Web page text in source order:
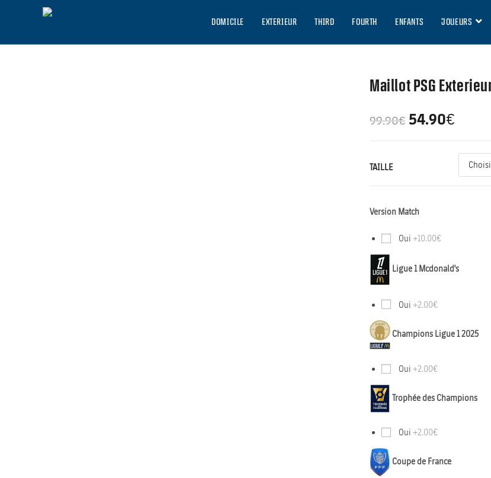
DOMICILE EXTERIEUR THIRD FOURTH ENFANTS JOUEURS
Maillot PSG
99.90€ 54.90€
TAILLE
Version Match
Oui +10.00€
Ligue 1 Mcdonald's
Oui +2.00€
Champions Ligue 1 2025
Oui +2.00€
Trophée des Champions
Oui +2.00€
Coupe de France